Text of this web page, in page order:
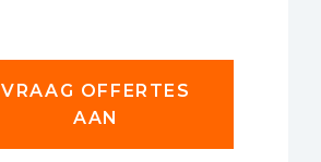
VRAAG OFFERTES
AAN